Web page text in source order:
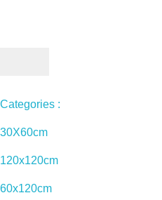
Categories :
30X60cm
120x120cm
60x120cm